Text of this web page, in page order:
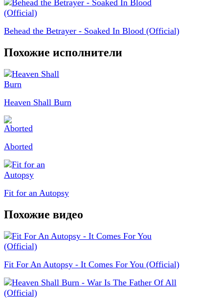
Behead the Betrayer - Soaked In Blood (Official)
Похожие исполнители
Heaven Shall Burn
Aborted
Fit for an Autopsy
Похожие видео
Fit For An Autopsy - It Comes For You (Official)